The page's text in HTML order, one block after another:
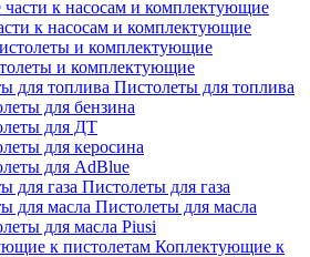
к насосам и комплектующие
и комплектующие
Пистолеты для топлива
для бензина
для ДТ
для керосина
для AdBlue
Пистолеты для газа
Пистолеты для масла
для масла Piusi
Коплектующие к